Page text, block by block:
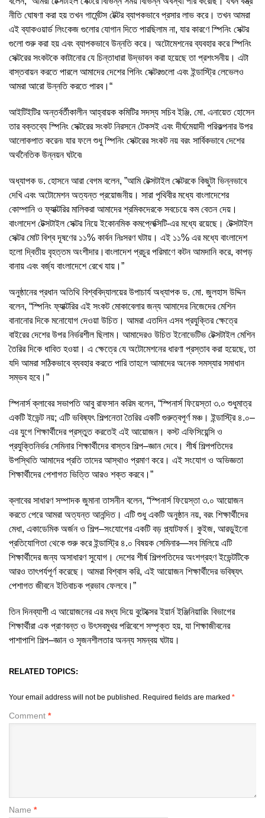
নীতি ঘোষণা করা হয় তখন গার্মেন্টস টেক্টর ব্যাপকভাবে প্রসার লাভ করে। তখন আমরা
এই ব্যাকওয়ার্ড লিংকেজ গুলোর যোগান দিতে পারছিলাম না, যার কারণে স্পিনিং সেক্টর
গুলো শুরু করা হয় এবং ব্যাপকভাবে উন্নতি করে। অটোমেশনের ব্যবহার করে স্পিনিং
সেক্টরের সংকটকে কাটানোর যে চিন্তাধারা উদ্ভাবন করা হয়েছে তা প্রশংসনীয়। এটা
বাস্তবায়ন করতে পারলে আমাদের দেশের পিনিং সেক্টরগুলো এবং ইন্ডাস্ট্রি লেভেলও
আমরা আরো উন্নতি করতে পারব।“
আইটিইটির অন্তর্বর্তীকালীন আহ্বায়ক কমিটির সদস্য সচিব ইঞ্জি. মো. এনায়েত হোসেন
তার বক্তব্যে স্পিনিং সেক্টরের সংকট নিরসনে টেকসই এবং দীর্ঘমেয়াদী পরিকল্পনার উপর
আলোকপাত করেন৷ যার ফলে শুধু স্পিনিং সেক্টরের সংকট নয় বরং সার্বিকভাবে দেশের
অর্থনৈতিক উন্নয়ন ঘটবে৷
অধ্যাপক ড. হোসনে আরা বেগম বলেন, ”আমি টেক্সটাইল সেক্টরকে কিছুটা ভিন্নভাবে
দেখি এবং অটোমেশন অত্যন্ত প্রয়োজনীয়। সারা পৃথিবীর মধ্যে বাংলাদেশের
কোম্পানি ও ফ্যাক্টরির মালিকরা আমাদের শ্রমিকদেরকে সবচেয়ে কম বেতন দেয়।
বাংলাদেশ টেক্সটাইল সেক্টর নিয়ে ইকোনমিক কমপ্লেক্সিটি-এর মধ্যে রয়েছে। টেক্সটাইল
সেক্টর মোট বিশ্ব দূষণের ১১% কার্বন নিঃসরণ ঘটায়। এই ১১% এর মধ্যে বাংলাদেশ
হলো দ্বিতীয় বৃহত্তম অংশীদার।বাংলাদেশ প্রচুর পরিমাণে কটন আমদানি করে, কাপড়
বানায় এবং বর্জ্য বাংলাদেশে রেখে যায়।”
অনুষ্ঠানের প্রধান অতিথি বিশ্ববিদ্যালয়ের উপাচার্য অধ্যাপক ড. মো. জুলহাস উদ্দিন
বলেন, “স্পিনিং ফ্যাক্টরির এই সংকট মোকাবেলার জন্য আমাদের নিজেদের মেশিন
বানানোর দিকে মনোযোগ দেওয়া উচিত। আমরা এতদিন এসব প্রযুক্তির ক্ষেত্রে
বাইরের দেশের উপর নির্ভরশীল ছিলাম। আমাদেরও উচিত ইনোভেটিভ টেক্সটাইল মেশিন
তৈরির দিকে ধাবিত হওয়া। এ ক্ষেত্রে যে অটোমেশনের ধারণা প্রস্তাব করা হয়েছে, তা
যদি আমরা সঠিকভাবে ব্যবহার করতে পারি তাহলে আমাদের অনেক সমস্যার সমাধান
সম্ভব হবে।”
স্পিনার্স ক্লাবের সভাপতি আবু রাফসান করিম বলেন, “স্পিনার্স ফিয়েস্তা ৩.০ শুধুমাত্র
একটি ইভেন্ট নয়; এটি ভবিষ্যৎ শিল্পনেতা তৈরির একটি গুরুত্বপূর্ণ মঞ্চ। ইন্ডাস্ট্রি ৪.০–
এর যুগে শিক্ষার্থীদের প্রস্তুত করতেই এই আয়োজন। কস্ট এফিসিয়েন্সি ও
প্রযুক্তিনির্ভর সেমিনার শিক্ষার্থীদের বাস্তব শিল্প–জ্ঞান দেবে। শীর্ষ শিল্পপতিদের
উপস্থিতি আমাদের প্রতি তাদের আস্থাও প্রমাণ করে। এই সংযোগ ও অভিজ্ঞতা
শিক্ষার্থীদের পেশাগত ভিত্তি আরও শক্ত করবে।”
ক্লাবের সাধারণ সম্পাদক জুমানা তাসনীন বলেন, “স্পিনার্স ফিয়েস্তা ৩.০ আয়োজন
করতে পেরে আমরা অত্যন্ত আনন্দিত। এটি শুধু একটি অনুষ্ঠান নয়, বরং শিক্ষার্থীদের
মেধা, একাডেমিক অর্জন ও শিল্প–সংযোগের একটি বড় প্ল্যাটফর্ম। কুইজ, আরডুইনো
প্রতিযোগিতা থেকে শুরু করে ইন্ডাস্ট্রি ৪.০ বিষয়ক সেমিনার—সব মিলিয়ে এটি
শিক্ষার্থীদের জন্য অসাধারণ সুযোগ। দেশের শীর্ষ শিল্পপতিদের অংশগ্রহণ ইভেন্টটিকে
আরও তাৎপর্যপূর্ণ করেছে। আমরা বিশ্বাস করি, এই আয়োজন শিক্ষার্থীদের ভবিষ্যৎ
পেশাগত জীবনে ইতিবাচক প্রভাব ফেলবে।”
তিন দিনব্যাপী এ আয়োজনের এর মধ্য দিয়ে বুটেক্সের ইয়ার্ন ইঞ্জিনিয়ারিং বিভাগের
শিক্ষার্থীরা এক প্রাণবন্ত ও উৎসবমুখর পরিবেশে সম্পৃক্ত হয়, যা শিক্ষাজীবনের
পাশাপাশি শিল্প–জ্ঞান ও সৃজনশীলতার অনন্য সমন্বয় ঘটায়।
RELATED TOPICS:
Your email address will not be published. Required fields are marked *
Comment *
Name *